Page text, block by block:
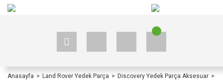
Anasayfa Land Rover Yedek Parça Discovery Yedek Parça Aksesuar